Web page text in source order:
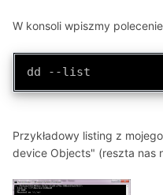
W konsoli wpiszmy
dd --list
Przykładowy listing z
device Objects" (reszta nas